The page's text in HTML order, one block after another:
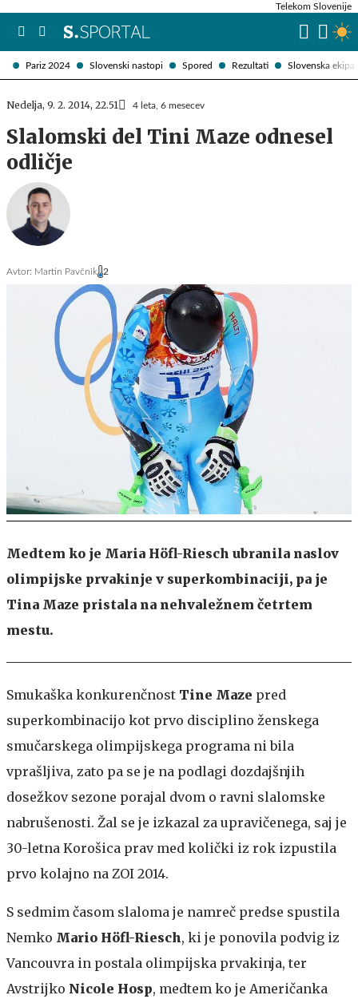
Pariz 2024 Slovenski nastopi Spored Rezultati Slovenska ekipa
Telekom Slovenije
Nedelja, 9. 2. 2014, 22.51 4 leta, 6 mesecev
Slalomski del Tini Maze odnesel
odličje
Avtor: Martin Pavčnik 2
Medtem ko je Maria Höfl-Riesch ubranila naslov
olimpijske prvakinje v superkombinaciji, pa je
Tina Maze pristala na nehvaležnem četrtem
mestu.
Smukaška konkurenčnost Tine Maze pred
superkombinacijo kot prvo disciplino ženskega
smučarskega olimpijskega programa ni bila
vprašljiva, zato pa se je na podlagi dozdajšnjih
dosežkov sezone porajal dvom o ravni slalomske
nabrušenosti. Žal se je izkazal za upravičenega, saj je
30-letna Korošica prav med količki iz rok izpustila
prvo kolajno na ZOI 2014.
S sedmim časom slaloma je namreč predse spustila
Nemko Mario Höfl-Riesch, ki je ponovila podvig iz
Vancouvra in postala olimpijska prvakinja, ter
Avstrijko Nicole Hosp, medtem ko je Američanka